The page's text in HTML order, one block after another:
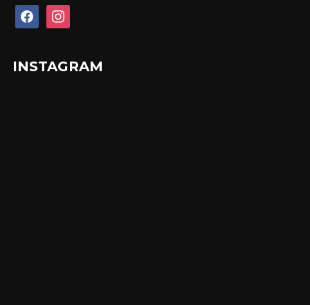
facebookinstagram
INSTAGRAM